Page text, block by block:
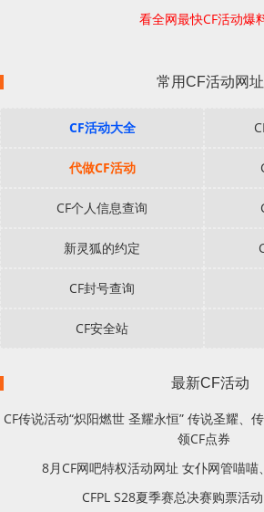
看全网最快CF活动爆
常用CF活动网址
CF活动大全
代做CF活动
CF个人信息查询
新灵狐的约定
CF封号查询
CF安全站
最新CF活动
CF传说活动“炽阳燃世 圣耀永恒” 传说圣耀、
领CF点券
8月CF网吧特权活动网址 女仆网管喵
CFPL S28夏季赛总决赛购票活